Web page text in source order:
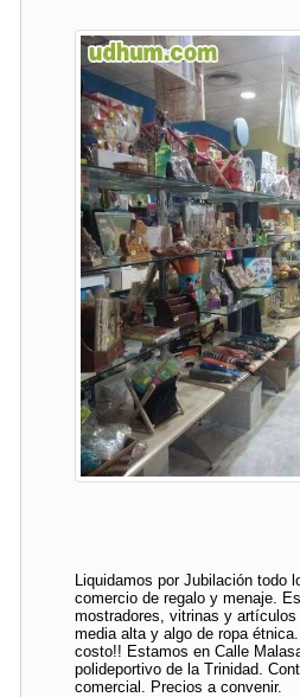
Liquidamos por Jubilación todo
comercio de regalo y menaje.
mostradores, vitrinas y artículos
media alta y algo de ropa
costo!! Estamos en Calle
polideportivo de la Trinidad.
comercial. Precios a convenir.